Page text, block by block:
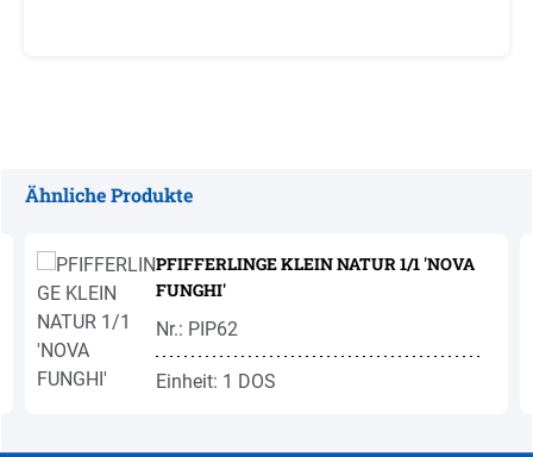
Ähnliche Produkte
PFIFFERLINGE KLEIN NATUR 1/1 'NOVA
FUNGHI'
Nr.: PIP62
Einheit: 1 DOS